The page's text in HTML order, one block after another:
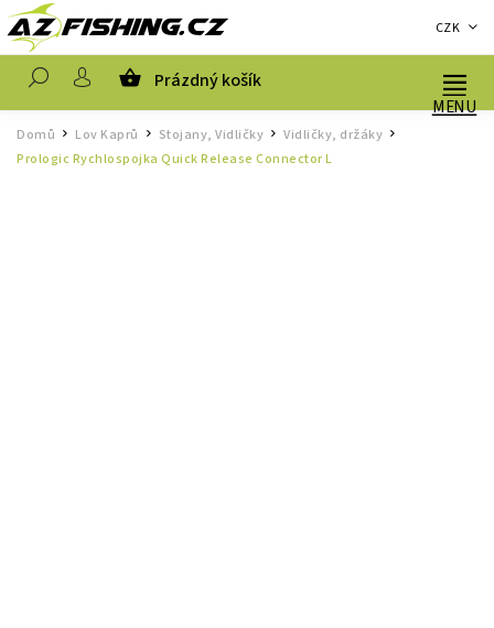
CZK
Prázdný košík
Domů / Lov Kaprů Stojany, Vidličky / Vidličky, držáky /
Prologic Rychlospojka Quick Release Connector L